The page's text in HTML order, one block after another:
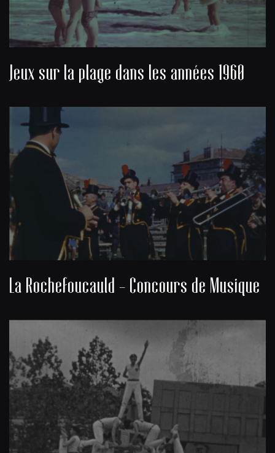
Jeux sur la plage dans les années 1960
La Rochefoucauld - Concours de Musique